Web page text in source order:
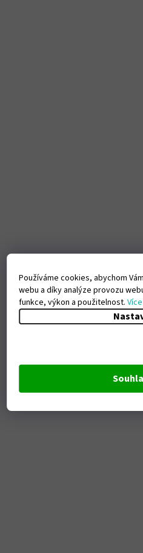
Používáme cookies, abychom
webu a díky analýze provozu
funkce, výkon a použitelnost.